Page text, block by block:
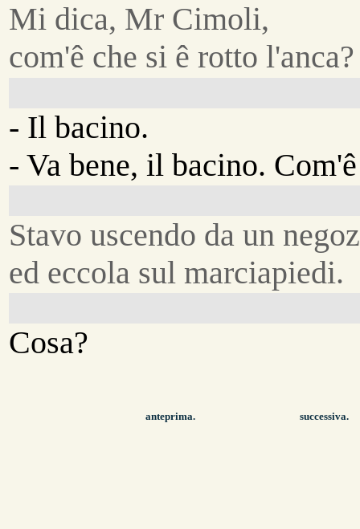
Mi dica, Mr Cimoli,
com'ê che si ê rotto l'anca?
- Il bacino.
- Va bene, il bacino.
Stavo uscendo da un
ed eccola sul marciapiedi.
Cosa?
anteprima. successiva.